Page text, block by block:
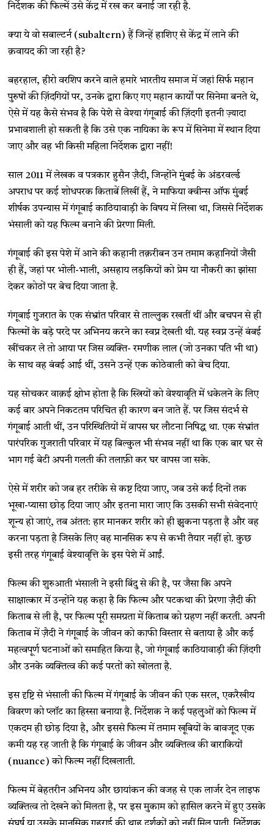
निर्देशक की फिल्में उसे केंद्र में रख कर बनाई जा रही है.
क्या ये वो सबाल्टर्न (subaltern) हैं जिन्हें हाशिए से केंद्र में लाने की
क़वायद की जा रही है?
बहरहाल, हीरो वरशिप करने वाले हमारे भारतीय समाज में जहां सिर्फ महान
पुरुषों की ज़िंदगियों पर, उनके द्वारा किए गए महान कार्यों पर सिनेमा बनते थे,
ऐसे में यह कैसे संभव है कि पेशे से वेश्या गंगूबाई की ज़िंदगी इतनी ज़्यादा
प्रभावशाली हो सकती है कि उसे एक नायिका के रूप में सिनेमा में स्थान दिया
जाए और वह भी किसी महिला निर्देशक द्वारा नहीं!
साल 2011 में लेखक व पत्रकार हुसैन ज़ैदी, जिन्होंने मुंबई के अंडरवर्ल्ड
अपराध पर कई शोधपरक किताबें लिखीं हैं, ने माफिया क्वीन्स ऑफ मुंबई
शीर्षक उपन्यास में गंगूबाई काठियावाड़ी के विषय में लिखा था, जिससे निर्देशक
भंसाली को यह फिल्म बनाने की प्रेरणा मिली.
गंगूबाई की इस पेशे में आने की कहानी तक़रीबन उन तमाम कहानियों जैसी
ही हैं, जहां पर भोली-भाली, असहाय लड़कियों को प्रेम या नौकरी का झांसा
देकर कोठों पर बेच दिया जाता है.
गंगूबाई गुजरात के एक संभ्रांत परिवार से ताल्लुक रखतीं थीं और बचपन से ही
फिल्मों के बड़े परदे पर अभिनय करने का स्वप्न देखती थी. यह स्वप्न उन्हें बंबई
खींचकर ले तो आया पर जिस व्यक्ति- रमणीक लाल (जो उनका पति भी था)
के साथ वह बंबई आई थीं, उसने उन्हें एक कोठेवाली को बेच दिया.
यह सोचकर वाक़ई क्षोभ होता है कि स्त्रियों को वेश्यावृति में धकेलने के लिए
कई बार अपने निकटतम परिचित ही कारण बन जाते हैं. पर जिस संदर्भ से
गंगूबाई आती थीं, उन परिस्थितियों में वापस घर लौटना निषिद्ध था. एक संभ्रांत
पारंपरिक गुजराती परिवार में यह बिल्कुल भी संभव नहीं था कि एक बार घर से
भाग गई बेटी अपनी गलती की तलाफ़ी कर घर वापस जा सके.
ऐसे में शरीर को जब हर तरीके से कष्ट दिया जाए, जब उसे कई दिनों तक
भूखा-प्यासा छोड़ दिया जाए और इतना मारा जाए कि उसकी सभी संवेदनाएं
शून्य हो जाएं, तब अंतत: हार मानकर शरीर को ही झुकना पड़ता है और वह
करना पड़ता है जिसके लिए वह मानसिक रूप से कभी तैयार नहीं हो. कुछ
इसी तरह गंगूबाई वेश्यावृत्ति के इस पेशे में आईं.
फिल्म की शुरुआती भंसाली ने इसी बिंदु से की है, पर जैसा कि अपने
साक्षात्कार में उन्होंने यह कहा है कि फिल्म और पटकथा की प्रेरणा ज़ैदी की
किताब से ली है, पर फिल्म पूरी समग्रता में किताब को ग्रहण नहीं करती. अपनी
किताब में ज़ैदी ने गंगूबाई के जीवन को काफी विस्तार से बताया है और कई
महत्वपूर्ण घटनाओं को समाहित किया है, जो गंगूबाई काठियावाड़ी की ज़िंदगी
और उनके व्यक्तित्व की कई परतों को खोलता है.
इस दृष्टि से भंसाली की फिल्म में गंगूबाई के जीवन की एक सरल, एकरैखीय
विवरण को प्लॉट का हिस्सा बनाया है. निर्देशक ने कई पहलुओं को फिल्म में
एकदम ही छोड़ दिया है, और इससे फिल्म में तमाम खूबियों के बावजूद एक
कमी यह रह जाती है कि गंगूबाई के जीवन और व्यक्तित्व की बाराकियों
(nuance) को फिल्म नहीं दिखलाती.
फिल्म में बेहतरीन अभिनय और छायांकन की वजह से एक लार्जर देन लाइफ
व्यक्तित्व तो देखने को मिलता है, पर इस मुकाम को हासिल करने में हुए उसके